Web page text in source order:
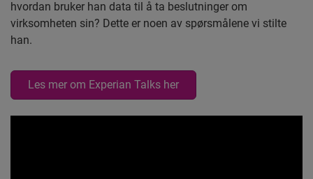
hvordan bruker han data til å ta beslutninger om
virksomheten sin? Dette er noen av spørsmålene vi stilte
han.
Les mer om Experian Talks her